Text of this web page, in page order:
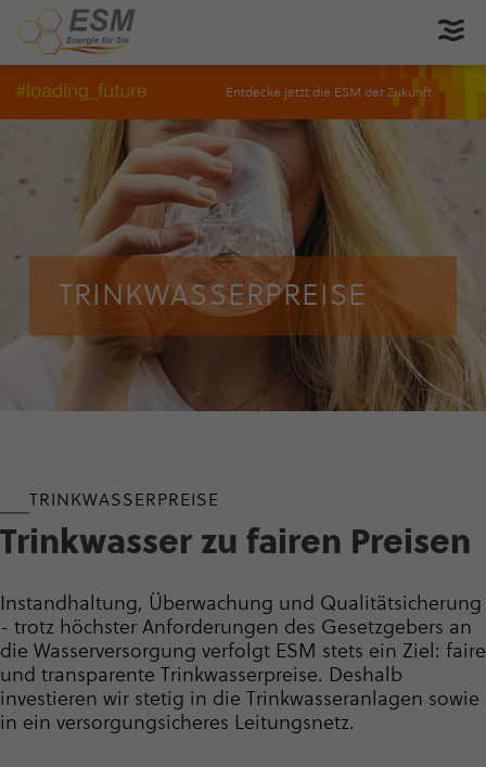
Entdecke jetzt die ESM der Zukunft
TRINK­WAS­SER­PREISE
TRINK­WAS­SER­PREISE
Trink­wasser zu fairen Preisen
Instandhaltung, Überwachung und Quali­tät­si­che­rung
- trotz höchster Anforderungen des Gesetzgebers an
die Wasser­ver­sor­gung verfolgt ESM stets ein Ziel: faire
und transparente Trink­was­ser­preise. Deshalb
investieren wir stetig in die Trink­was­ser­an­lagen sowie
in ein versor­gung­si­cheres Leitungsnetz.